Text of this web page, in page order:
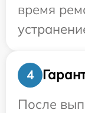
время
4
После